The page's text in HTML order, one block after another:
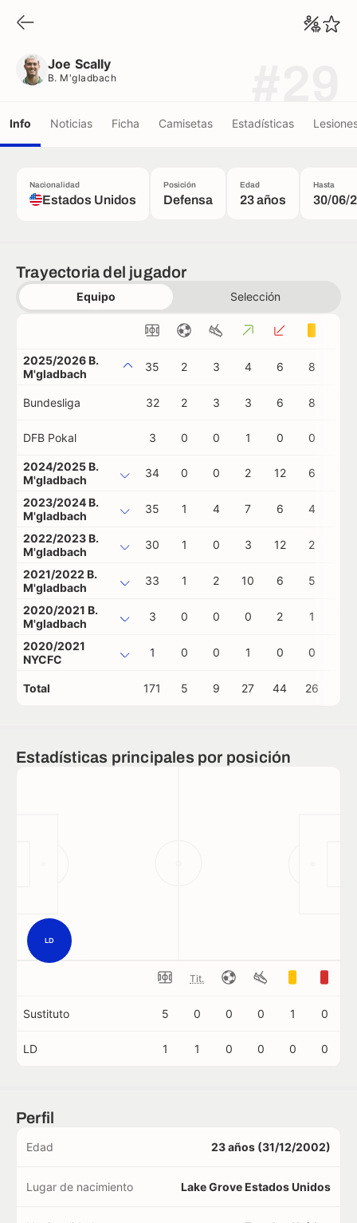
Joe Scally
B. M'gladbach
Info Noticias Ficha Camisetas Estadísticas
Nacionalidad
Estados Unidos
Posición
Defensa
Edad
23 años
Hasta
30/06/
Trayectoria del jugador
Equipo Selección
2025/2026 B.
M'gladbach
35 2 3 4 6 8
Bundesliga 32 2 3 3 6 8
DFB Pokal 3 0 0 1 0 0
2024/2025 B.
M'gladbach
34 0 0 2 12 6
2023/2024 B.
M'gladbach
35 1 4 7 6 4
2022/2023 B.
M'gladbach
30 1 0 3 12 2
2021/2022 B.
M'gladbach
33 1 2 10 6 5
2020/2021 B.
M'gladbach
3 0 0 0 2 1
2020/2021
NYCFC
1 0 0 1 0 0
Total 171 5 9 27 44 26
Estadísticas principales por posición
LD
Tit.
Sustituto 5 0 0 0 1 0
LD 1 1 0 0 0 0
Perfil
Edad 23 años (31/12/2002)
Lugar de nacimiento Lake Grove Estados Unidos